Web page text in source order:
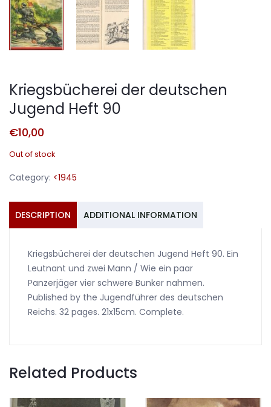
Kriegsbücherei der deutschen
Jugend Heft 90
€10,00
Out of stock
Category: <1945
DESCRIPTION ADDITIONAL INFORMATION
Kriegsbücherei der deutschen Jugend Heft 90. Ein
Leutnant und zwei Mann / Wie ein paar
Panzerjäger vier schwere Bunker nahmen.
Published by the Jugendführer des deutschen
Reichs. 32 pages. 21x15cm. Complete.
Related Products